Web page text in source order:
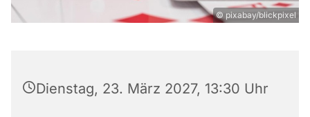
© pixabay/blickpixel
Dienstag, 23. März 2027, 13:30 Uhr